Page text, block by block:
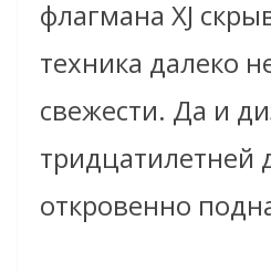
флагмана XJ
техника далеко
свежести. Да и
тридцатилетней
откровенно